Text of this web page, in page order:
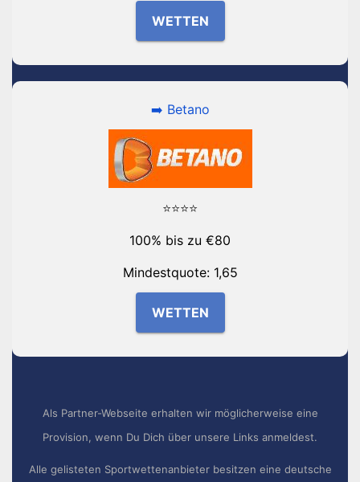
WETTEN
➡️ Betano
⭐⭐⭐⭐
100% bis zu €80
Mindestquote: 1,65
WETTEN
Als Partner-Webseite erhalten wir möglicherweise eine
Provision, wenn Du Dich über unsere Links anmeldest.
Alle gelisteten Sportwettenanbieter besitzen eine deutsche